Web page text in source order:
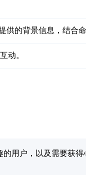
的背景信息，结合
动。
用户，以及需要获